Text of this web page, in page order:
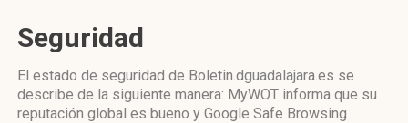
Seguridad
El estado de seguridad de Boletin.dguadalajara.es se
describe de la siguiente manera: MyWOT informa que su
reputación global es bueno y Google Safe Browsing